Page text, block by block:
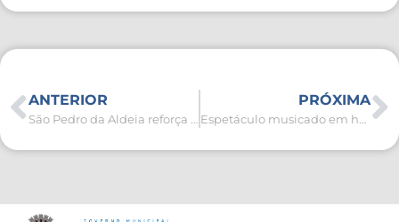
ANTERIOR
São Pedro da Aldeia reforça ações de combate à exploração infantojuvenil durante Operação Maio Laranja
PRÓXIMA
Espetáculo musicado em homenagem a Noel Rosa retorna ao Teatro Municipal nesta sexta-feira (22)